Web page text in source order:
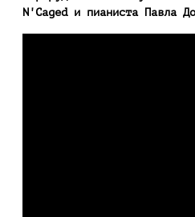
N'Caged и пианиста Павла